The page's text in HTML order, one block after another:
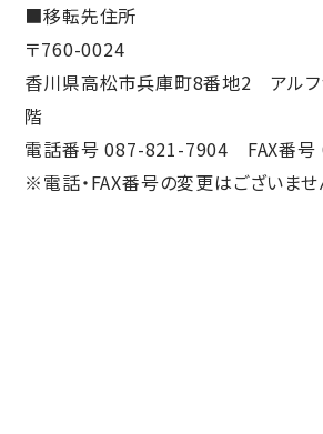
車体・艤装部品
DPU
インダストリアルマシナリ事業
鉄道車両部品関連に関して
(モビリティソリューション事業)
ユニバーサルジョイント／セーフティ
その他
ニュース
採用情報
サイトマップ
■移転先住所
〒760-0024
香川県高松市兵庫町8番地2 アルフ
階
電話番号 087-821-7904 FAX番号
※電話・FAX番号の変更はございませ